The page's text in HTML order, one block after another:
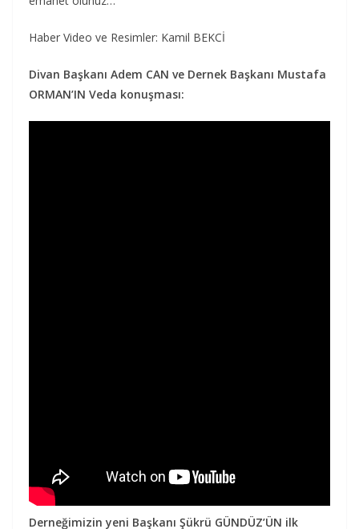
Haber Video ve Resimler: Kamil BEKCİ
Divan Başkanı Adem CAN ve Dernek Başkanı Mustafa
ORMAN’IN Veda konuşması:
Derneğimizin yeni Başkanı Şükrü GÜNDÜZ’ÜN ilk